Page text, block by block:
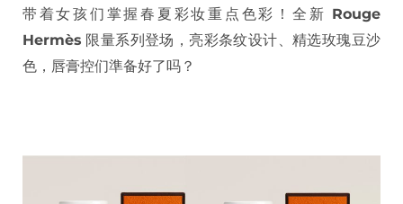
带着女孩们掌握春夏彩妆重点色彩！全新 Rouge
Hermès 限量系列登场，亮彩条纹设计、精选玫瑰豆沙
色，唇膏控们準备好了吗？